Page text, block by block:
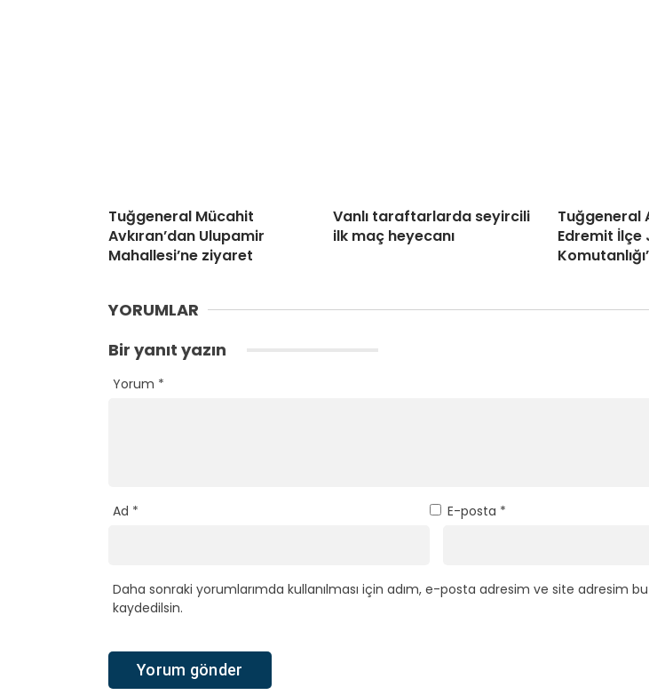
Tuğgeneral Mücahit
Avkıran’dan Ulupamir
Mahallesi’ne ziyaret
Vanlı taraftarlarda seyircili
ilk maç heyecanı
Tuğgeneral
Edremit
YORUMLAR
Bir yanıt yazın
Yorum *
Ad * E-posta *
Daha sonraki yorumlarımda kullanılması için adım, e-posta adresim ve site adresim bu
kaydedilsin.